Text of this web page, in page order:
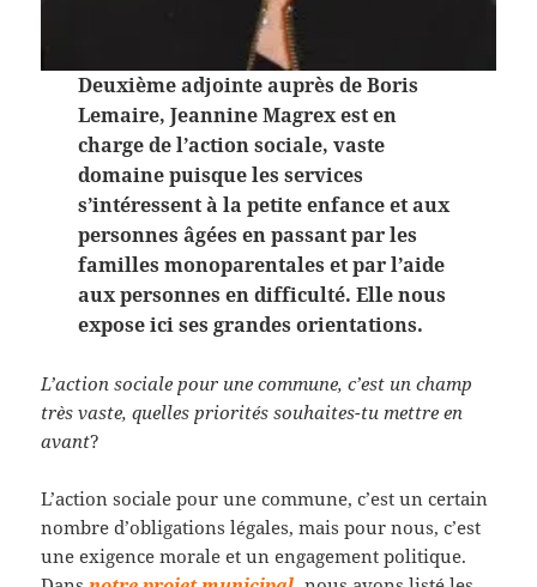
Deuxième adjointe auprès de Boris
Lemaire, Jeannine Magrex est en
charge de l’action sociale, vaste
domaine puisque les services
s’intéressent à la petite enfance et aux
personnes âgées en passant par les
familles monoparentales et par l’aide
aux personnes en difficulté. Elle nous
expose ici ses grandes orientations.
L’action sociale pour une commune, c’est un champ
très vaste, quelles priorités souhaites-tu mettre en
avant?
L’action sociale pour une commune, c’est un certain
nombre d’obligations légales, mais pour nous, c’est
une exigence morale et un engagement politique.